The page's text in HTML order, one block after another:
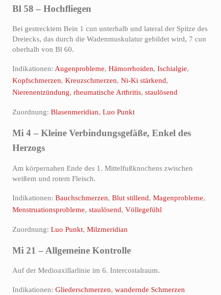
Bl 58 – Hochfliegen
Bei gestrecktem Bein 1 cun unterhalb und lateral der Spitze des
Dreiecks, das durch die Wadenmuskulatur gebildet wird, 7 cun
oberhalb von Bl 60.
Indikationen: Augenprobleme, Hämorrhoiden, Ischialgie,
Kopfschmerzen, Kreuzschmerzen, Ni-Ki stärkend,
Nierenentzündung, rheumatische Arthritis, staulösend
Zuordnung: Blasenmeridian, Luo Punkt
Mi 4 – Kleine Verbindungsgefäße, Enkel des
Herzogs
Am körpernahen Ende des 1. Mittelfußknochens zwischen
weißem und rotem Fleisch.
Indikationen: Bauchschmerzen, Blut stillend, Magenprobleme,
Menstruationsprobleme, staulösend, Völlegefühl
Zuordnung: Luo Punkt, Milzmeridian
Mi 21 – Allgemeine Kontrolle
Auf der Medioaxillarlinie im 6. Intercostalraum.
Indikationen: Gliederschmerzen, wandernde Schmerzen